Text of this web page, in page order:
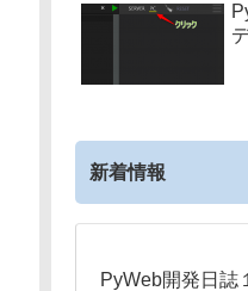
新着情報
PyWeb開発日誌